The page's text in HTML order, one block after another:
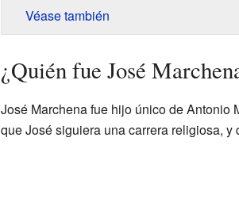
Véase también
¿Quién fue José
José Marchena fue hijo único de Antonio
que José siguiera una carrera religiosa,